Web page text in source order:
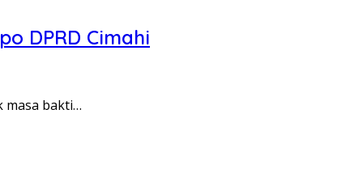
DPRD Cimahi
masa bakti…